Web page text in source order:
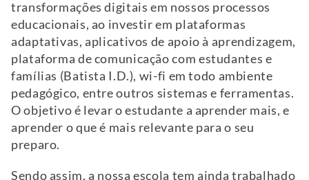
transformações digitais em nossos processos
educacionais, ao investir em plataformas
adaptativas, aplicativos de apoio à aprendizagem,
plataforma de comunicação com estudantes e
famílias (Batista I.D.), wi-fi em todo ambiente
pedagógico, entre outros sistemas e ferramentas.
O objetivo é levar o estudante a aprender mais, e
aprender o que é mais relevante para o seu
preparo.
Sendo assim, a nossa escola tem ainda trabalhado